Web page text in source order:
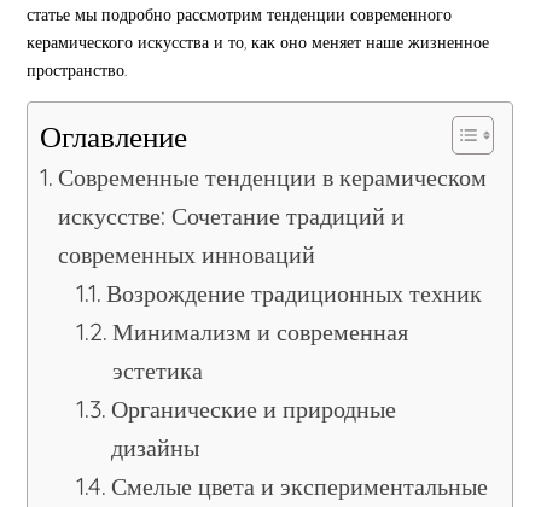
статье мы подробно рассмотрим тенденции современного
керамического искусства и то, как оно меняет наше жизненное
пространство.
Оглавление
Современные тенденции в керамическом
искусстве: Сочетание традиций и
современных инноваций
Возрождение традиционных техник
Минимализм и современная
эстетика
Органические и природные
дизайны
Смелые цвета и экспериментальные